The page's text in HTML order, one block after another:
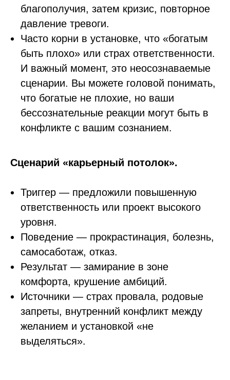
благополучия, затем кризис, повторное
давление тревоги.
Часто корни в установке, что «богатым
быть плохо» или страх ответственности.
И важный момент, это неосознаваемые
сценарии. Вы можете головой понимать,
что богатые не плохие, но ваши
бессознательные реакции могут быть в
конфликте с вашим сознанием.
Сценарий «карьерный потолок».
Триггер — предложили повышенную
ответственность или проект высокого
уровня.
Поведение — прокрастинация, болезнь,
самосаботаж, отказ.
Результат — замирание в зоне
комфорта, крушение амбиций.
Источники — страх провала, родовые
запреты, внутренний конфликт между
желанием и установкой «не
выделяться».